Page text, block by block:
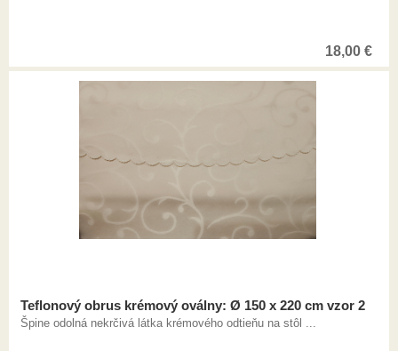
18,00 €
Teflonový obrus krémový oválny: Ø 150 x 220 cm vzor 2
Špine odolná nekrčivá látka krémového odtieňu na stôl ...